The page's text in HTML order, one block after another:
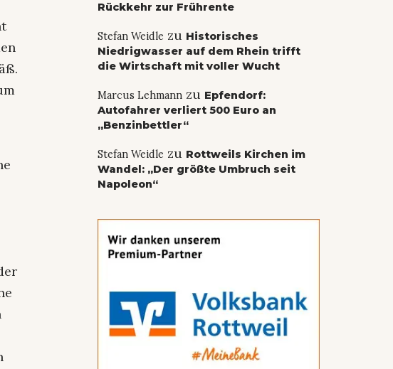
Rückkehr zur Frührente
Stefan Weidle zu Historisches
Niedrigwasser auf dem Rhein trifft
die Wirtschaft mit voller Wucht
Marcus Lehmannzu Epfendorf:
Autofahrer verliert 500 Euro an
„Benzinbettler“
Stefan Weidle zu Rottweils Kirchen im
Wandel: „Der größte Umbruch seit
Napoleon“